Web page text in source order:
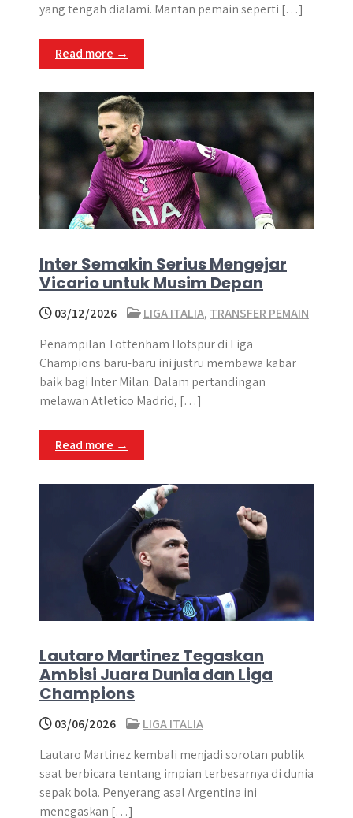
yang tengah dialami. Mantan pemain seperti […]
Read more →
Inter Semakin Serius Mengejar
Vicario untuk Musim Depan
03/12/2026 LIGA ITALIA, TRANSFER PEMAIN
Penampilan Tottenham Hotspur di Liga
Champions baru-baru ini justru membawa kabar
baik bagi Inter Milan. Dalam pertandingan
melawan Atletico Madrid, […]
Read more →
Lautaro Martinez Tegaskan
Ambisi Juara Dunia dan Liga
Champions
03/06/2026
LIGA ITALIA
Lautaro Martinez kembali menjadi sorotan publik
saat berbicara tentang impian terbesarnya di dunia
sepak bola. Penyerang asal Argentina ini
menegaskan […]